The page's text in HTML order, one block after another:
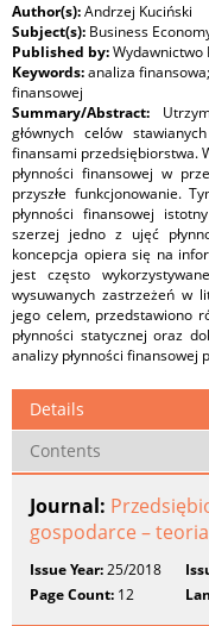
Author(s):Andrzej Kuciński
Subject(s): Business
Published by:Wydawnictwo
Keywords:analiza
finansowej
Summary/Abstract:
głównych celów
finansami przedsiębiorstwa.
płynności finansowej w
przyszłe funkcjonowanie.
płynności finansowej
szerzej jedno z ujęć
koncepcja opiera się na
jest często
wysuwanych zastrzeżeń w
jego celem, przedstawiono
płynności statycznej oraz
analizy płynności finansowej
Details
Contents
Journal:
gospodarce –
Issue Year:25/2018
Page Count: 12